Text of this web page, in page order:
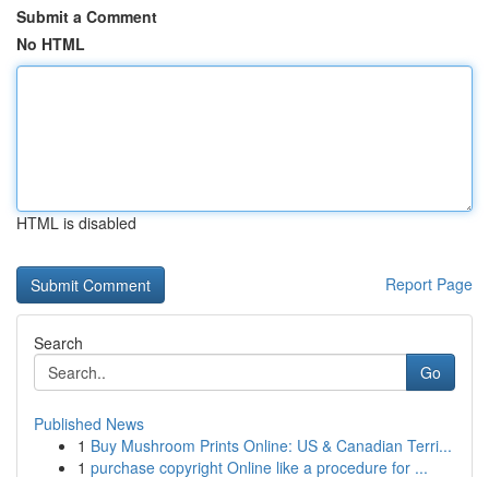
Submit a Comment
No HTML
HTML is disabled
Report Page
Search
Go
Published News
1 Buy Mushroom Prints Online: US & Canadian Terri...
1 purchase copyright Online like a procedure for ...